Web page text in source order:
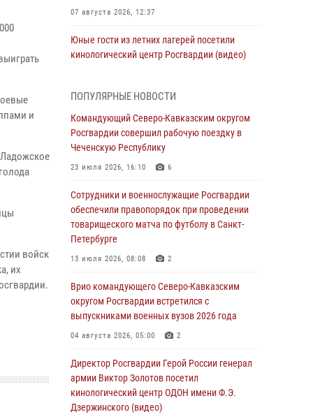
и
войск
их
07 августа 2026, 12:37
Юные гости из летних лагерей посетили
кинологический центр Росгвардии (видео)
Ветеран войск правопорядка генерал-майор
Иван Пияшев – герой выпуска «Легенды
армии с Александром Маршалом»
07 августа 2026, 12:00
округу Росгвардии и ветераны военной
контрразведки почтили память Николая
Кузнецова
07 августа 2026, 12:00
подняться на крышу Смольного собора в
Санкт-Петербурге (видео)
07 августа 2026, 11:34 3 1
основам взрывобезопасности
07 августа 2026, 11:33
Рэпер ST посетил раненых росгвардейцев в
ПОПУЛЯРНЫЕ НОВОСТИ
Командующий Северо-Кавказским округом
Росгвардии совершил рабочую поездку в
Чеченскую Республику
23 июля 2026, 16:10 6
Сотрудники и военнослужащие Росгвардии
обеспечили правопорядок при проведении
товарищеского матча по футболу в Санкт-
Петербурге
13 июля 2026, 08:08 2
Врио командующего Северо-Кавказским
округом Росгвардии встретился с
выпускниками военных вузов 2026 года
04 августа 2026, 05:00 2
Директор Росгвардии Герой России генерал
армии Виктор Золотов посетил
кинологический центр ОДОН имени Ф.Э.
Дзержинского (видео)